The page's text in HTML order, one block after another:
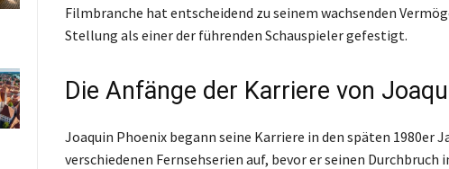
Filmbranche hat entscheidend zu seinem wachsenden
Stellung als einer der führenden Schauspieler gefestigt.
Die Anfänge der Karriere von
Joaquin Phoenix begann seine Karriere in den späten 1980er
verschiedenen Fernsehserien auf, bevor er seinen Durchbruch